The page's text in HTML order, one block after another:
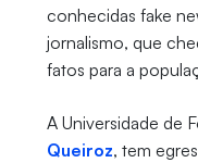
conhecidas fake
jornalismo, que
fatos para a
A Universidade de
Queiroz, tem